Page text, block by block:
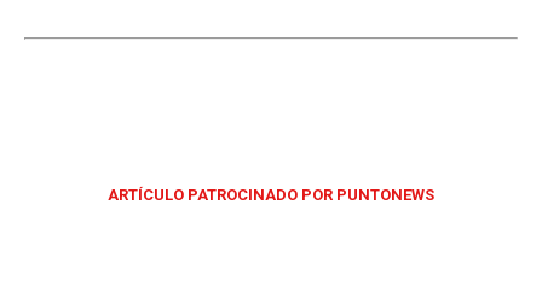
ARTÍCULO PATROCINADO POR PUNTONEWS